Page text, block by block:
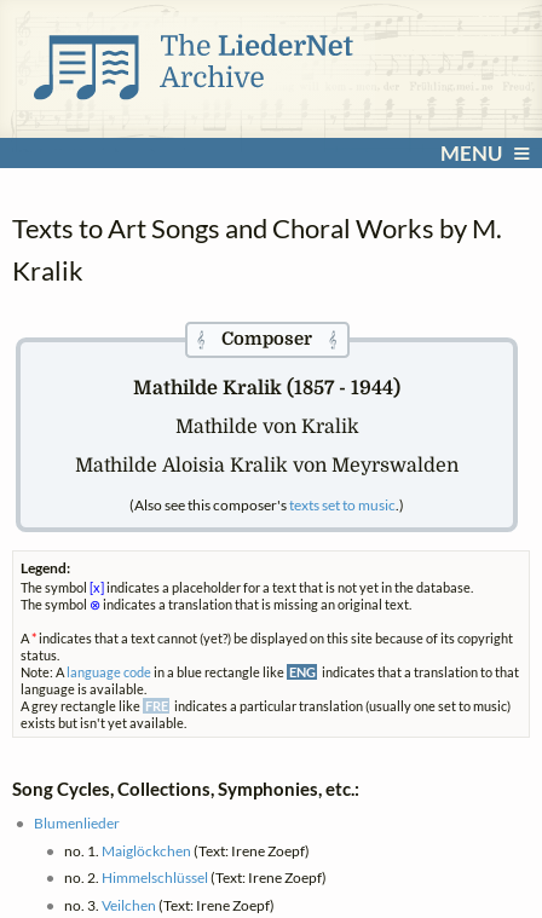
MENU
Texts to Art Songs and Choral Works by M.
Kralik
𝄞Composer 𝄞
Mathilde Kralik (1857 - 1944)
Mathilde von Kralik
Mathilde Aloisia Kralik von Meyrswalden
(Also see this composer'stexts set to music .)
Legend:
The symbol[x]indicates a placeholder for a text that is not yet in the database.
The symbol ⊗indicates a translation that is missing an original text.
A*indicates that a text cannot (yet?) be displayed on this site because of its copyright
status.
Note: A language codein a blue rectangle like ENG indicates that a translation to that
language is available.
A grey rectangle like FRE indicates a particular translation (usually one set to music)
exists but isn't yet available.
Song Cycles, Collections, Symphonies, etc.:
Blumenlieder
no. 1. Maiglöckchen (Text: Irene Zoepf)
no. 2. Himmelschlüssel (Text: Irene Zoepf)
no. 3. Veilchen (Text: Irene Zoepf)